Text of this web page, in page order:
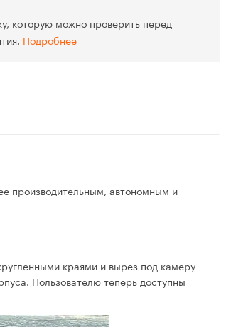
которую можно проверить перед
Подробнее
производительным, автономным и
краями и вырез под камеру
Пользователю теперь доступны